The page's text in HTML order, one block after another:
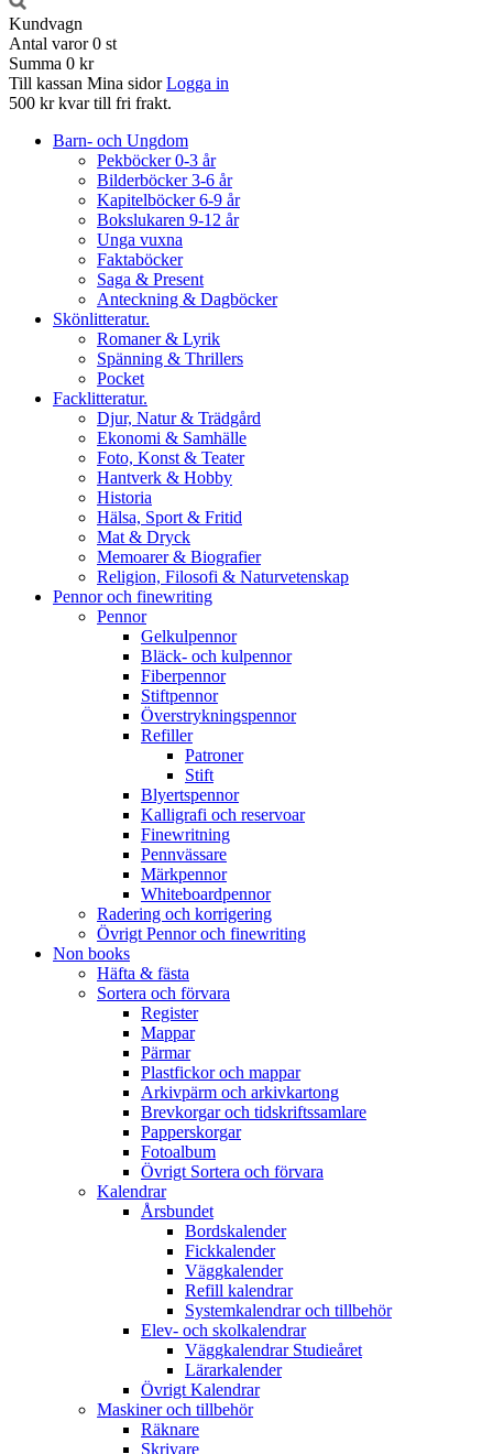
Kundvagn
Antal varor 0 st
Summa 0 kr
Till kassan Mina sidor Logga in
500 kr kvar till fri frakt.
Barn- och Ungdom
Pekböcker 0-3 år
Bilderböcker 3-6 år
Kapitelböcker 6-9 år
Bokslukaren 9-12 år
Unga vuxna
Faktaböcker
Saga & Present
Anteckning & Dagböcker
Skönlitteratur.
Romaner & Lyrik
Spänning & Thrillers
Pocket
Facklitteratur.
Djur, Natur & Trädgård
Ekonomi & Samhälle
Foto, Konst & Teater
Hantverk & Hobby
Historia
Hälsa, Sport & Fritid
Mat & Dryck
Memoarer & Biografier
Religion, Filosofi & Naturvetenskap
Pennor och finewriting
Pennor
Gelkulpennor
Bläck- och kulpennor
Fiberpennor
Stiftpennor
Överstrykningspennor
Refiller
Patroner
Stift
Blyertspennor
Kalligrafi och reservoar
Finewritning
Pennvässare
Märkpennor
Whiteboardpennor
Radering och korrigering
Övrigt Pennor och finewriting
Non books
Häfta & fästa
Sortera och förvara
Register
Mappar
Pärmar
Plastfickor och mappar
Arkivpärm och arkivkartong
Brevkorgar och tidskriftssamlare
Papperskorgar
Fotoalbum
Övrigt Sortera och förvara
Kalendrar
Årsbundet
Bordskalender
Fickkalender
Väggkalender
Refill kalendrar
Systemkalendrar och tillbehör
Elev- och skolkalendrar
Väggkalendrar Studieåret
Lärarkalender
Övrigt Kalendrar
Maskiner och tillbehör
Räknare
Skrivare